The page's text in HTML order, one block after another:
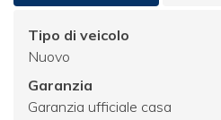
Tipo di veicolo
Nuovo
Garanzia
Garanzia ufficiale casa